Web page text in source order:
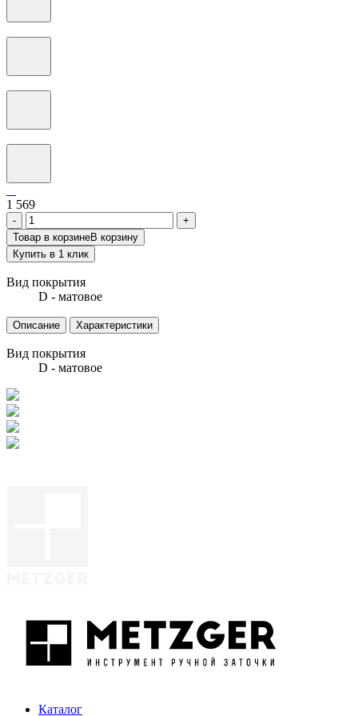
1 569
-
+
Товар в корзинеВ корзину
Купить в 1 клик
Вид покрытия
D - матовое
Описание Характеристики
Вид покрытия
D - матовое
Каталог